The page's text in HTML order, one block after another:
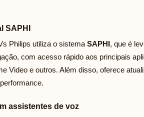
SAPHI
Philips utiliza o sistema SAPHI, que é
com acesso rápido aos principais
Video e outros. Além disso, oferece
assistentes de voz